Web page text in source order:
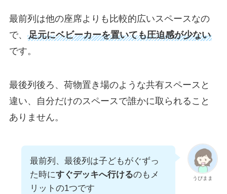
最前列は他の座席よりも比較的広いスペースなの
で、 足元にベビーカーを置いても圧迫感が少ない
です。
最後列後ろ、荷物置き場のような共有スペースと
違い、自分だけのスペースで誰かに取られること
ありません。
うぴまま
最前列、最後列は子どもがぐずっ
た時にすぐデッキへ行けるのもメ
リットの1つです